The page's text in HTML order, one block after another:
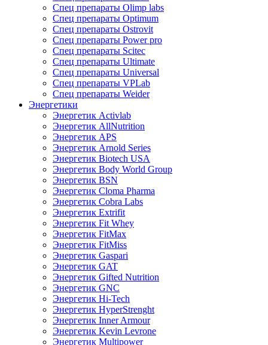
Спец препараты Olimp labs
Спец препараты Optimum
Спец препараты Ostrovit
Спец препараты Power pro
Спец препараты Scitec
Спец препараты Ultimate
Спец препараты Universal
Спец препараты VPLab
Спец препараты Weider
Энергетики
Энергетик Activlab
Энергетик AllNutrition
Энергетик APS
Энергетик Arnold Series
Энергетик Biotech USA
Энергетик Body World Group
Энергетик BSN
Энергетик Cloma Pharma
Энергетик Cobra Labs
Энергетик Extrifit
Энергетик Fit Whey
Энергетик FitMax
Энергетик FitMiss
Энергетик Gaspari
Энергетик GAT
Энергетик Gifted Nutrition
Энергетик GNC
Энергетик Hi-Tech
Энергетик HyperStrenght
Энергетик Inner Armour
Энергетик Kevin Levrone
Энергетик Multipower